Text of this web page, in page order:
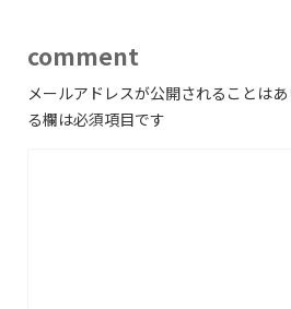
comment
メールアドレスが公開されることはあ
る欄は必須項目です